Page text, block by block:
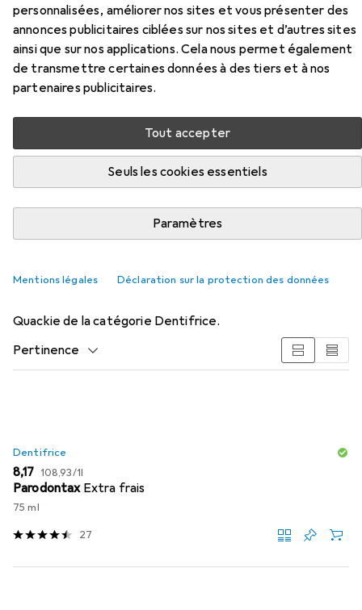
personnalisées, améliorer nos sites et vous présenter des
annonces publicitaires ciblées sur nos sites et d’autres sites
ainsi que sur nos applications. Cela nous permet également
de transmettre certaines données à des tiers et à nos
partenaires publicitaires.
Tout accepter
Seuls les cookies essentiels
Paramètres
Mentions légales Déclaration sur la protection des données
Accessoires pour Smile4Life
Brosse à dents manuelle Rockee
Quackie
Ici, vous trouverez des accessoires compatibles avec le
Quackie de la catégorie Dentifrice.
Pertinence
Dentifrice
EUR
8,17 EUR
108,93/1l
Parodontax Extra frais
75 ml
27